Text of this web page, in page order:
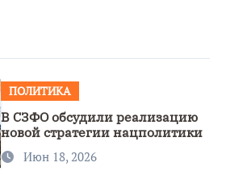
ПОЛИТИКА
В СЗФО обсудили реализацию
новой стратегии нацполитики
Июн 18, 2026